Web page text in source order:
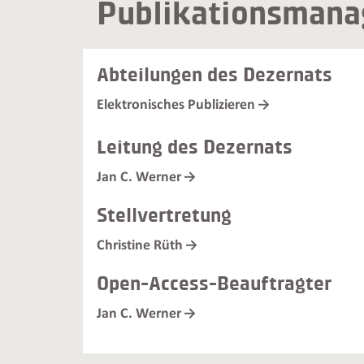
Abteilungen des Dezernats
Elektronisches Publizieren
Leitung des Dezernats
Jan C. Werner
Stellvertretung
Christine Rüth
Open-Access-Beauftragter
Jan C. Werner